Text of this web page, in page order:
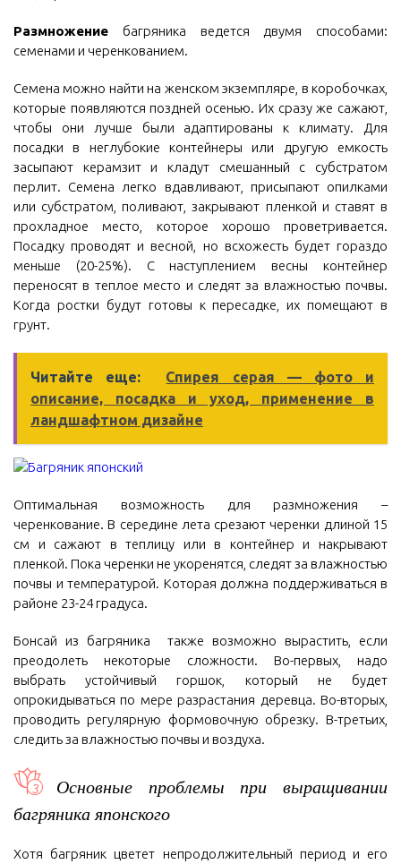
Размножение багряника ведется двумя способами:
семенами и черенкованием.
Семена можно найти на женском экземпляре, в коробочках,
которые появляются поздней осенью. Их сразу же сажают,
чтобы они лучше были адаптированы к климату. Для
посадки в неглубокие контейнеры или другую емкость
засыпают керамзит и кладут смешанный с субстратом
перлит. Семена легко вдавливают, присыпают опилками
или субстратом, поливают, закрывают пленкой и ставят в
прохладное место, которое хорошо проветривается.
Посадку проводят и весной, но всхожесть будет гораздо
меньше (20-25%). С наступлением весны контейнер
переносят в теплое место и следят за влажностью почвы.
Когда ростки будут готовы к пересадке, их помещают в
грунт.
Читайте еще:
Спирея серая — фото и
описание, посадка и уход, применение в
ландшафтном дизайне
Оптимальная возможность для размножения –
черенкование. В середине лета срезают черенки длиной 15
см и сажают в теплицу или в контейнер и накрывают
пленкой. Пока черенки не укоренятся, следят за влажностью
почвы и температурой. Которая должна поддерживаться в
районе 23-24 градуса.
Бонсай из багряника также возможно вырастить, если
преодолеть некоторые сложности. Во-первых, надо
выбрать устойчивый горшок, который не будет
опрокидываться по мере разрастания деревца. Во-вторых,
проводить регулярную формовочную обрезку. В-третьих,
следить за влажностью почвы и воздуха.
Основные проблемы при выращивании
багряника японского
Хотя багряник цветет непродолжительный период и его